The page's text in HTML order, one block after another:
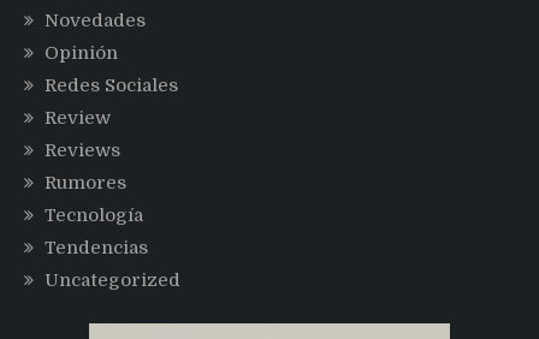
Novedades
Opinión
Redes Sociales
Review
Reviews
Rumores
Tecnología
Tendencias
Uncategorized